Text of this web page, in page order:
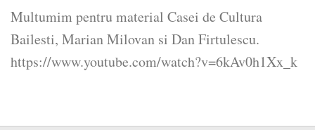
Multumim pentru material Casei de Cultura
Bailesti, Marian Milovan si Dan Firtulescu.
https://www.youtube.com/watch?v=6kAv0h1Xx_k